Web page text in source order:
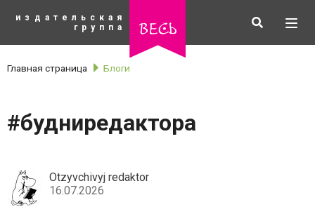
основному
издательская
группа
весь Искать
Главная страница Блоги
#будниредактора
Otzyvchivyj redaktor
16.07.2026